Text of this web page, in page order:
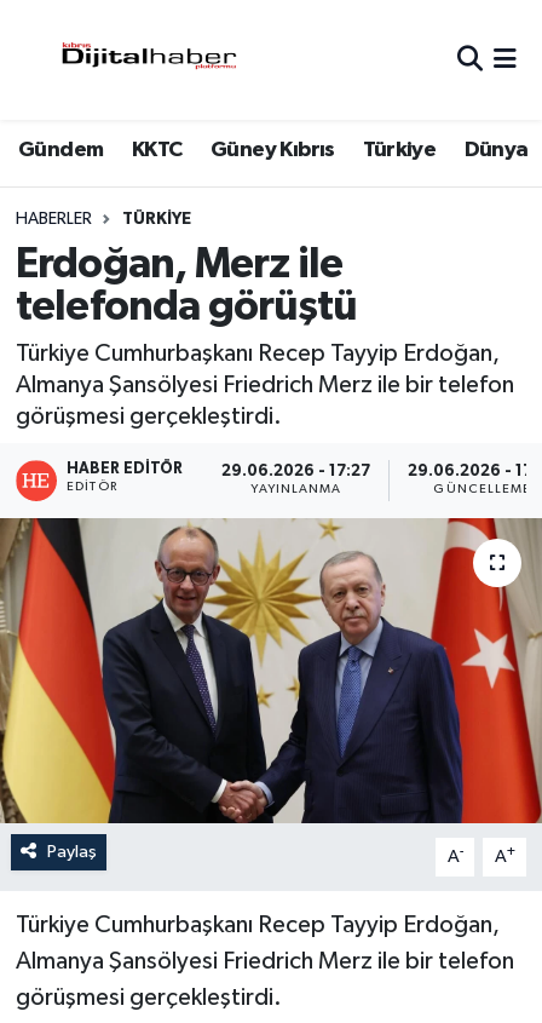
Gündem KKTC Güney Kıbrıs Türkiye Dünya
HABERLER TÜRKIYE
Erdoğan, Merz ile
telefonda görüştü
Türkiye Cumhurbaşkanı Recep Tayyip Erdoğan,
Almanya Şansölyesi Friedrich Merz ile bir telefon
görüşmesi gerçekleştirdi.
HABER EDITÖR
EDITÖR
29.06.2026 - 17:27
YAYINLANMA
29.06.2026 -
GÜNCELLEME
Paylaş A- A+
Türkiye Cumhurbaşkanı Recep Tayyip Erdoğan,
Almanya Şansölyesi Friedrich Merz ile bir telefon
görüşmesi gerçekleştirdi.
Trafik Durumu
Süper Lig Puan Durumu ve Fikstür
Tüm Manşetler
Haber Arşivi